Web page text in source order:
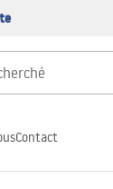
Contact